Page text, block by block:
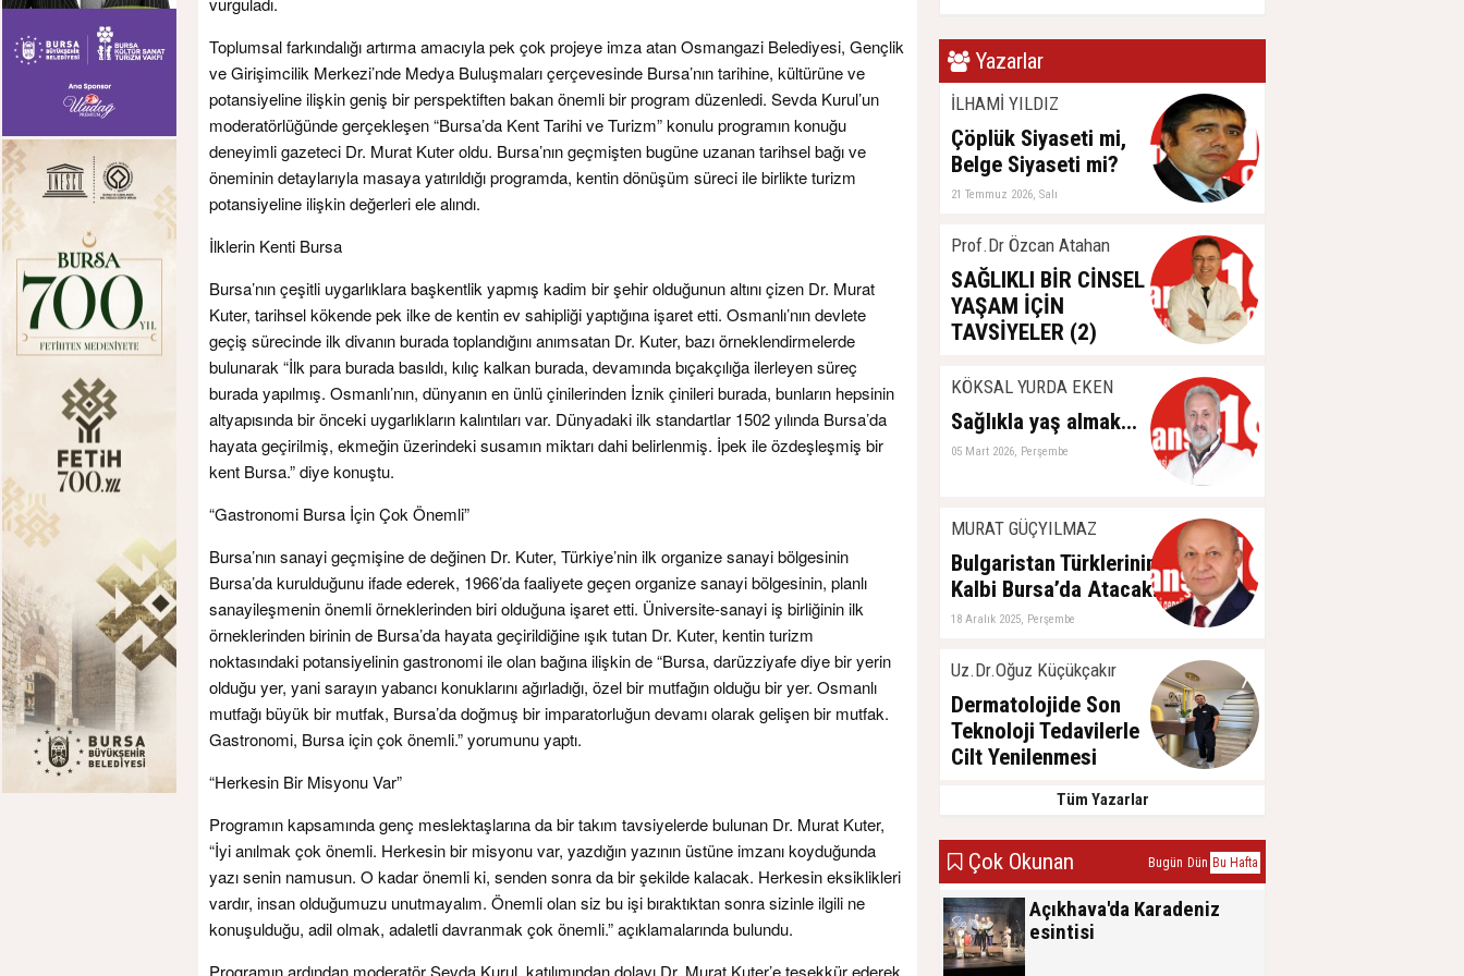
Toplumsal farkındalığı artırma amacıyla pek çok projeye imza atan Osmangazi Belediyesi, Gençlik
ve Girişimcilik Merkezi’nde Medya Buluşmaları çerçevesinde Bursa’nın tarihine, kültürüne ve
potansiyeline ilişkin geniş bir perspektiften bakan önemli bir program düzenledi. Sevda Kurul’un
moderatörlüğünde gerçekleşen “Bursa’da Kent Tarihi ve Turizm” konulu programın konuğu
deneyimli gazeteci Dr. Murat Kuter oldu. Bursa’nın geçmişten bugüne uzanan tarihsel bağı ve
öneminin detaylarıyla masaya yatırıldığı programda, kentin dönüşüm süreci ile birlikte turizm
potansiyeline ilişkin değerleri ele alındı.
İlklerin Kenti Bursa
Bursa’nın çeşitli uygarlıklara başkentlik yapmış kadim bir şehir olduğunun altını çizen Dr. Murat
Kuter, tarihsel kökende pek ilke de kentin ev sahipliği yaptığına işaret etti. Osmanlı’nın devlete
geçiş sürecinde ilk divanın burada toplandığını anımsatan Dr. Kuter, bazı örneklendirmelerde
bulunarak “İlk para burada basıldı, kılıç kalkan burada, devamında bıçakçılığa ilerleyen süreç
burada yapılmış. Osmanlı’nın, dünyanın en ünlü çinilerinden İznik çinileri burada, bunların hepsinin
altyapısında bir önceki uygarlıkların kalıntıları var. Dünyadaki ilk standartlar 1502 yılında Bursa’da
hayata geçirilmiş, ekmeğin üzerindeki susamın miktarı dahi belirlenmiş. İpek ile özdeşleşmiş bir
kent Bursa.” diye konuştu.
“Gastronomi Bursa İçin Çok Önemli”
Bursa’nın sanayi geçmişine de değinen Dr. Kuter, Türkiye’nin ilk organize sanayi bölgesinin
Bursa’da kurulduğunu ifade ederek, 1966’da faaliyete geçen organize sanayi bölgesinin, planlı
sanayileşmenin önemli örneklerinden biri olduğuna işaret etti. Üniversite-sanayi iş birliğinin ilk
örneklerinden birinin de Bursa’da hayata geçirildiğine ışık tutan Dr. Kuter, kentin turizm
noktasındaki potansiyelinin gastronomi ile olan bağına ilişkin de “Bursa, darüzziyafe diye bir yerin
olduğu yer, yani sarayın yabancı konuklarını ağırladığı, özel bir mutfağın olduğu bir yer. Osmanlı
mutfağı büyük bir mutfak, Bursa’da doğmuş bir imparatorluğun devamı olarak gelişen bir mutfak.
Gastronomi, Bursa için çok önemli.” yorumunu yaptı.
“Herkesin Bir Misyonu Var”
Programın kapsamında genç meslektaşlarına da bir takım tavsiyelerde bulunan Dr. Murat Kuter,
“İyi anılmak çok önemli. Herkesin bir misyonu var, yazdığın yazının üstüne imzanı koyduğunda
yazı senin namusun. O kadar önemli ki, senden sonra da bir şekilde kalacak. Herkesin eksiklikleri
vardır, insan olduğumuzu unutmayalım. Önemli olan siz bu işi bıraktıktan sonra sizinle ilgili ne
konuşulduğu, adil olmak, adaletli davranmak çok önemli.” açıklamalarında bulundu.
Programın ardından moderatör Sevda Kurul, katılımından dolayı Dr. Murat Kuter’e teşekkür ederek,
Yazarlar
İLHAMİ YILDIZ
Çöplük Siyaseti mi,
Belge Siyaseti mi?
21 Temmuz 2026, Salı
Prof.Dr Özcan Atahan
SAĞLIKLI BİR CİNSEL
YAŞAM İÇİN
TAVSİYELER (2)
KÖKSAL YURDA EKEN
Sağlıkla yaş almak...
05 Mart 2026, Perşembe
MURAT GÜÇYILMAZ
Bulgaristan Türklerinin
Kalbi Bursa’da Atacak!
18 Aralık 2025, Perşembe
Uz.Dr.Oğuz Küçükçakır
Dermatolojide Son
Teknoloji Tedavilerle
Cilt Yenilenmesi
Tüm Yazarlar
Çok Okunan Bugün Dün Bu Hafta
Açıkhava'da Karadeniz
esintisi